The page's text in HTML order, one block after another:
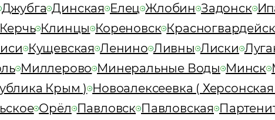
Джубга Динская Елец Жлобин Задонск
Керчь Клинцы Кореновск
Кущевская Ленино Ливны Лиски
Миллерово Минеральные Воды Минск
Крым ) Новоалексеевка ( Херсонская
Орёл Павловск Павловская